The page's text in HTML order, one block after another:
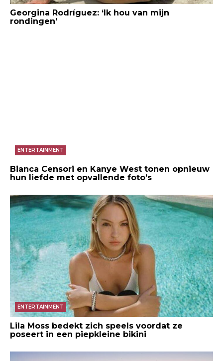
Georgina Rodríguez: ‘Ik hou van mijn
rondingen’
ENTERTAINMENT
Bianca Censori en Kanye West tonen opnieuw
hun liefde met opvallende foto’s
ENTERTAINMENT
Lila Moss bedekt zich speels voordat ze
poseert in een piepkleine bikini